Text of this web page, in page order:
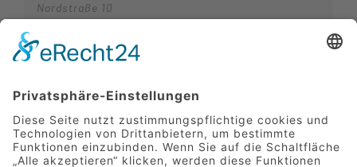
Nordstraße 10
Telefon